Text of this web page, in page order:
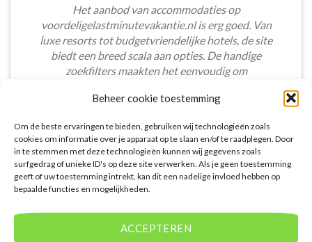
Beheer cookie toestemming
Om de beste ervaringen te bieden, gebruiken wij technologieën zoals
cookies om informatie over je apparaat op te slaan en/of te raadplegen. Door
in te stemmen met deze technologieën kunnen wij gegevens zoals
surfgedrag of unieke ID's op deze site verwerken. Als je geen toestemming
geeft of uw toestemming intrekt, kan dit een nadelige invloed hebben op
bepaalde functies en mogelijkheden.
ACCEPTEREN
Het aanbod van accommodaties op
voordeligelastminutevakantie.nl is erg goed. Van
luxe resorts tot budgetvriendelijke hotels, de site
biedt een breed scala aan opties. De handige
zoekfilters maakten het eenvoudig om
voorkeuren en budget.
Tim Beukers/Tilburg